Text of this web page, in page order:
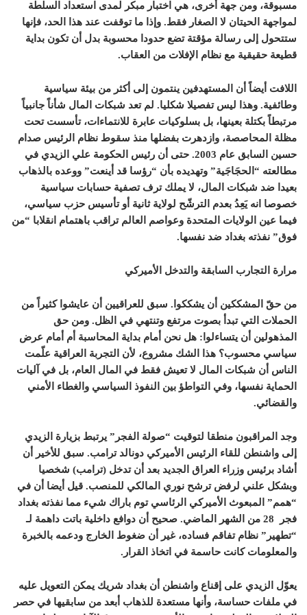
مسبوقة، ومن جهة أخرى، هي اختبار مبكر لمدى استعداد السلطة
لمواجهة الحيتان لا الصغار فقط. وإذا ما توقفت عند هذا الحد، فإنها
ستتحول إلى رسالة مؤقتة تضع حدودا محسوبة بدل أن تكون بداية
قطيعة حقيقية مع نظام الإفلات من العقاب.
اللافت أيضاً أن المستهدفين ينتمون إلى أكثر من بيئة سياسية
وطائفية. وهذا ليس تفصيلا شكليا. لم تعد شبكات المال شأناً جانبياً
مرتبطاً بكتلة بعينها، بل بسلوكيات عابرة للانتماءات، تأسست تحت
مظلة المحاصصة، وازدهرت بفضلها منذ سقوط نظام الرئيس صدام
حسين السابق عام 2003. حتى أن رئيس الحكومة علي الزيدي في
مطالعته “الحجَاجَية” وتهديده بأن “رؤسا قد أينعت” ووعده بالذهاب
بعيدا ضد شبكات المال، لا يملك ترف تصفية حسابات سياسية
خصوصا انه يَعِدُ بعدم الترشّح لولاية ثانية أو تأسيس حزب سياسي،
فيما عين الولايات المتحدة وعواصم العالم تراقب باهتمام انقلابا “من
فوق” نفذته بغداد ضد نفسها.
مرارة التجارب السابقة والتدخل الأميركي
من حقّ المشككين أن يشككوا. سبق للعراقيين أن عايشوا كثيراً من
الحملات التي تبدأ بصوت مرتفع وتنتهي في الظل. ومن حق
المذهولين أن يتساءلوا: هل نحن أمام بداية المحاسبة أم أمام عرض
سياسي محسوب؟ هذا الشك مشروع، لأن التجربة العراقية علّمت
الناس أن شبكات المال لا تعيش فقط في المال العام، بل في آليات
الحماية نفسها، وفي التواطؤ بين النفوذ السياسي والغطاء الأمني
والقضائي.
وجد المراقبون منطقا لتوقيت “صولة الفجر” يرتبط بزيارة الزيدي
إلى واشنطن للقاء الرئيس الأميركي دونالد ترامب. سبق للأخير أن
أشاد برئيس وزراء العراق الجديد بعد أن تدخل (ترامب) شخصيا
وبشكل علني لرفض ترشح نوري المالكي للمنصب. قيل أيضا أن في
“همم” المبعوث الأميركي الرئاسي توم باراك شيء مما نفذته بغداد
فجر 28 من الشهر الماضي. صحيح أن دوافع داخلية باتت داهمة لـ
“تطهير” نظام تفاقم فساده، غير أن ضغوط الخارج ودعمه بالخبرة
والمعلومات كانت حاسمة في اتخاذ القرار.
يعوّل الزيدي على إقناع واشنطن أن بغداد شريك يمكن التعويل عليه
في ملفات حساسة، وأنها مستعدة للذهاب أبعد من سابقيها في حصر